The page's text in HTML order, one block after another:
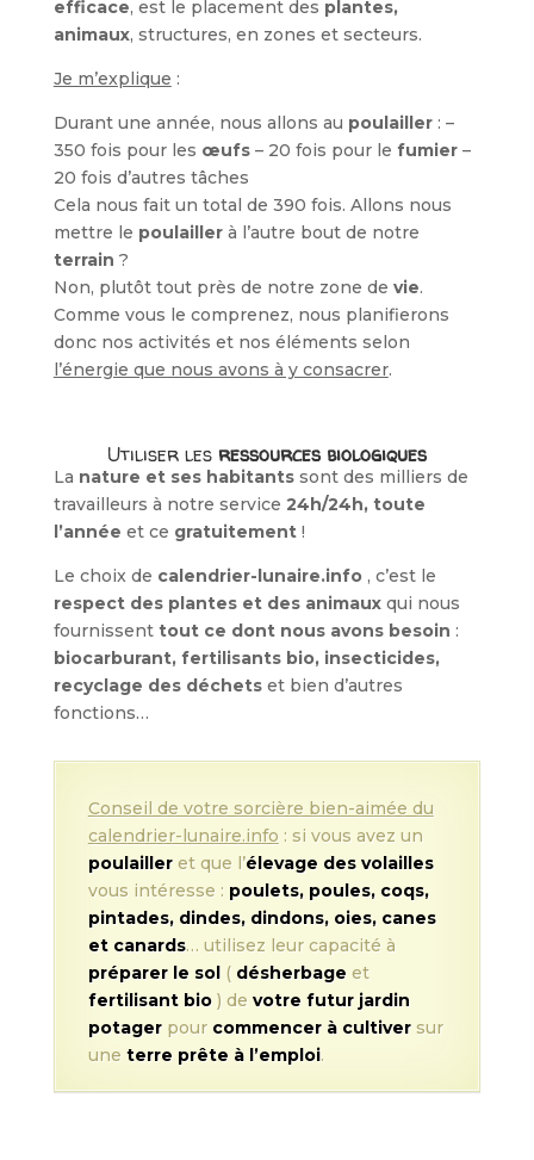
efficace, est le placement des plantes,
animaux, structures, en zones et secteurs.
Je m’explique :
Durant une année, nous allons au poulailler: –
350 fois pour les œufs– 20 fois pour le fumier–
20 fois d’autres tâches
Cela nous fait un total de 390 fois. Allons nous
mettre le poulaillerà l’autre bout de notre
terrain ?
Non, plutôt tout près de notre zone de vie.
Comme vous le comprenez, nous planifierons
donc nos activités et nos éléments selon
l’énergie que nous avons à y consacrer.
Utiliser les ressources biologiques
La nature et ses habitantssont des milliers de
travailleurs à notre service 24h/24h, toute
l’année et ce gratuitement!
Le choix de calendrier-lunaire.info, c’est le
respect des plantes et des animauxqui nous
fournissenttout ce dont nous avons besoin :
biocarburant, fertilisants bio, insecticides,
recyclage des déchetset bien d’autres
fonctions…
Conseil de votre sorcière bien-aimée du
calendrier-lunaire.info: si vous avez un
poulailleret que l’élevage des volailles
vous intéresse : poulets, poules, coqs,
pintades, dindes, dindons, oies, canes
et canards… utilisez leur capacité à
préparer le sol( désherbageet
fertilisant bio) de votre futur jardin
potagerpour commencer à cultiversur
une terre prête à l’emploi.